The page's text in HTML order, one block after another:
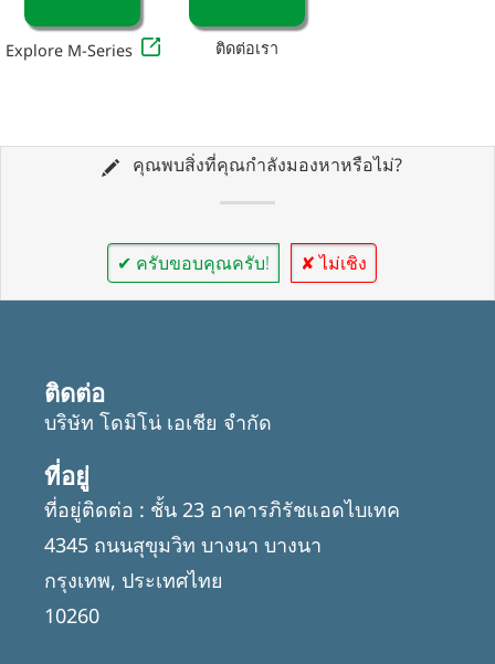
Explore M-Series ติดต่อเรา
คุณพบสิ่งที่คุณกำลังมองหาหรือไม่?
✔ ครับขอบคุณครับ! ✘ ไม่เชิง
ติดต่อ
บริษัท โดมิโน่ เอเชีย จำกัด
ที่อยู่
ที่อยู่ติดต่อ : ชั้น 23 อาคารภิรัชแอดไบเทค
4345 ถนนสุขุมวิท บางนา บางนา
กรุงเทพ, ประเทศไทย
10260